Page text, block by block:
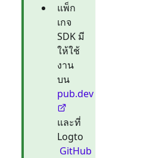
แพ็ก
เกจ
SDK มี
ให้ใช้
งาน
บน
pub.dev
และที่
Logto
GitHub